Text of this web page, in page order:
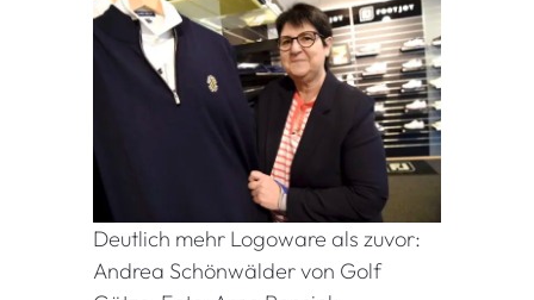
Deutlich mehr Logoware als zuvor:
Andrea Schönwälder von Golf